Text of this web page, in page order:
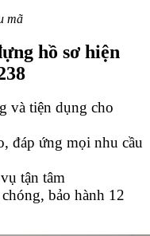
mã
hồ sơ hiện
và tiện dụng cho
đáp ứng mọi nhu cầu
tận tâm
bảo hành 12